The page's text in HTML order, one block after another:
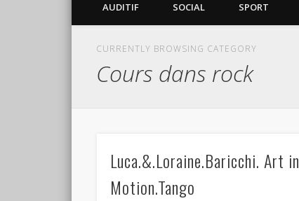
AUDITIF SOCIAL SPORT
CURRENTLY BROWSING CATEGORY
Cours dans rock
Luca.&.Loraine.Baricchi. Art in
Motion.Tango